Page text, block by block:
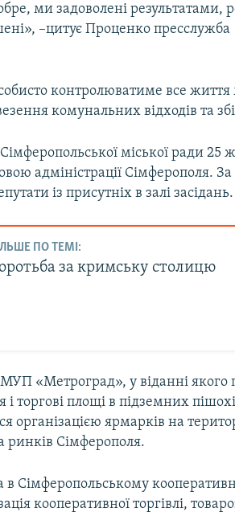
ми задоволені результатами,
–цитує Проценко пресслужба
контролюватиме все життя
комунальних відходів та
міської ради 25
адміністрації Сімферополя.
із присутніх в залі засідань.
ПО ТЕМІ:
за кримську столицю
«Метроград», у віданні якого
торгові площі в підземних
ярмарків на
ринків Сімферополя.
Сімферопольському
кооперативної торгівлі,